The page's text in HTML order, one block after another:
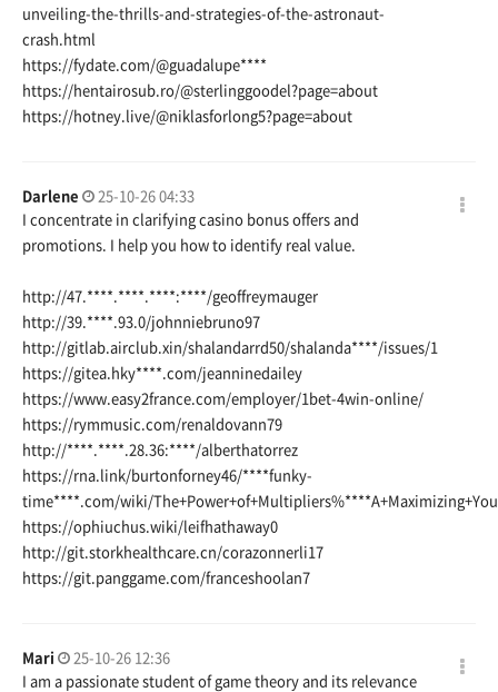
unveiling-the-thrills-and-strategies-of-the-astronaut-
crash.html
https://fydate.com/@guadalupe****
https://hentairosub.ro/@sterlinggoodel?page=about
https://hotney.live/@niklasforlong5?page=about
Darlene
25-10-26 04:33
I concentrate in clarifying casino bonus offers and
promotions. I help you how to identify real value.
http://47.****.****.****:****/geoffreymauger
http://39.****.93.0/johnniebruno97
http://gitlab.airclub.xin/shalandarrd50/shalanda****/issues/1
https://gitea.hky****.com/jeanninedailey
https://www.easy2france.com/employer/1bet-4win-online/
https://rymmusic.com/renaldovann79
http://****.****.28.36:****/alberthatorrez
https://rna.link/burtonforney46/****funky-
time****.com/wiki/
https://ophiuchus.wiki/leifhathaway0
http://git.storkhealthcare.cn/corazonnerli17
https://git.panggame.com/franceshoolan7
Mari
25-10-26 12:36
I am a passionate student of game theory and its relevance